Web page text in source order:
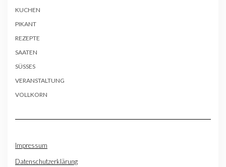
KUCHEN
PIKANT
REZEPTE
SAATEN
SÜSSES
VERANSTALTUNG
VOLLKORN
Impressum
Datenschutzerklärung